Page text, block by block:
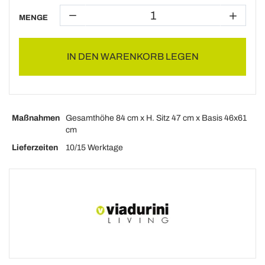
MENGE
IN DEN WARENKORB LEGEN
Maßnahmen
Gesamthöhe 84 cm x H. Sitz 47 cm x Basis 46x61
cm
Lieferzeiten
10/15 Werktage